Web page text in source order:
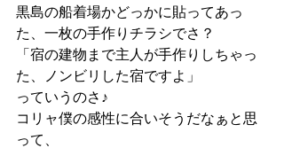
黒島の船着場かどっかに貼ってあっ
た、一枚の手作りチラシでさ？
「宿の建物まで主人が手作りしちゃっ
た、ノンビリした宿ですよ」
っていうのさ♪
コリャ僕の感性に合いそうだなぁと思
って、